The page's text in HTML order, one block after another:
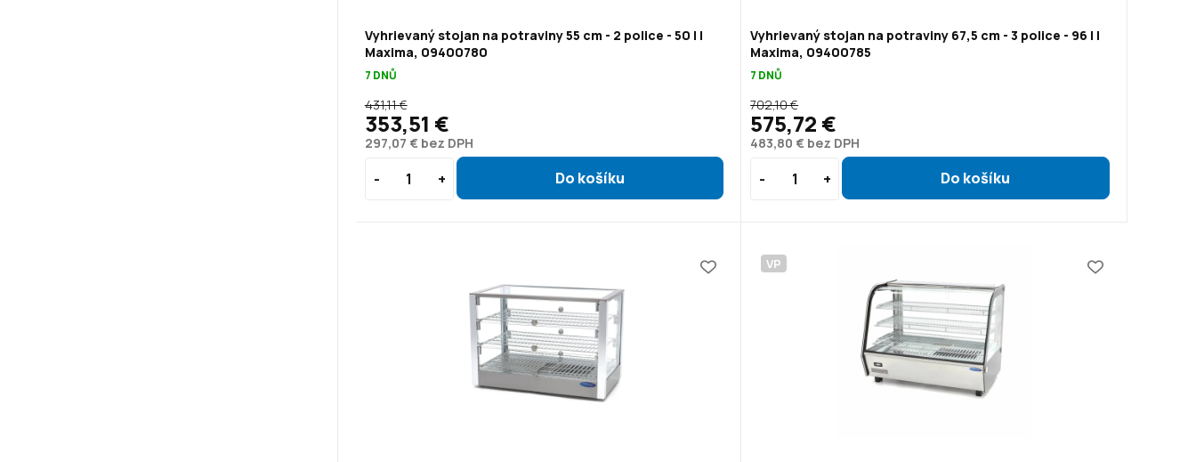
Vyhrievaný stojan na potraviny 55 cm - 2 police - 50 l |
Maxima, 09400780
7 DNŮ
297,07 € bez DPH
431,11 €
353,51 €
Vyhrievaný stojan na potraviny 67,5 cm - 3 police - 96 l |
Maxima, 09400785
7 DNŮ
483,80 € bez DPH
702,10 €
575,72 €
VP